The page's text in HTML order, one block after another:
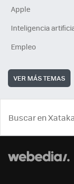
Apple
Inteligencia
Empleo
VER MÁS TEMAS